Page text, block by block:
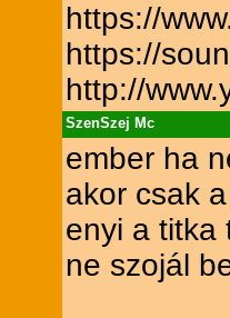
https://
https://
http://
SzenSzej Mc
ember ha
akor csak
enyi a titka
ne szojál